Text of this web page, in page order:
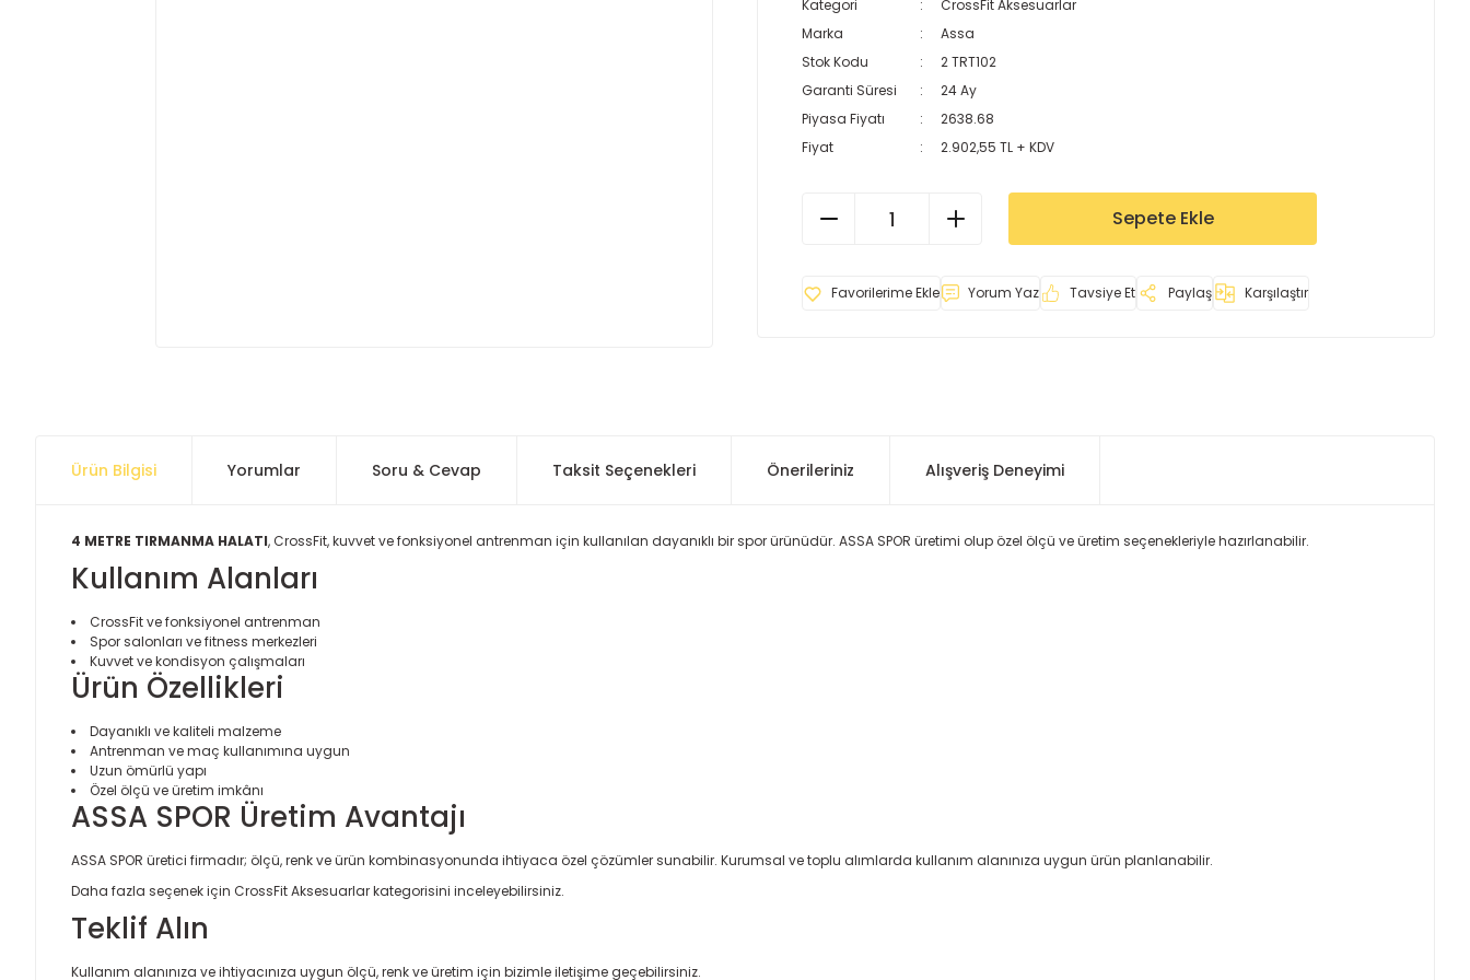
Kategori
CrossFit Aksesuarlar
Marka
Assa
Stok Kodu
2 TRT102
Garanti Süresi
24 Ay
Piyasa Fiyatı
2638.68
Fiyat
2.902,55 TL + KDV
Sepete Ekle
Yorum Yaz Tavsiye Et Paylaş Karşılaştır
Ürün Bilgisi Yorumlar Soru & Cevap Taksit Seçenekleri Önerileriniz Alışveriş Deneyimi
4 METRE TIRMANMA HALATI, CrossFit, kuvvet ve fonksiyonel antrenman için kullanılan dayanıklı bir spor ürünüdür. ASSA SPOR üretimi olup özel ölçü ve üretim seçenekleriyle hazırlanabilir.
Kullanım Alanları
CrossFit ve fonksiyonel antrenman
Spor salonları ve fitness merkezleri
Kuvvet ve kondisyon çalışmaları
Ürün Özellikleri
Dayanıklı ve kaliteli malzeme
Antrenman ve maç kullanımına uygun
Uzun ömürlü yapı
Özel ölçü ve üretim imkânı
ASSA SPOR Üretim Avantajı
ASSA SPOR üretici firmadır; ölçü, renk ve ürün kombinasyonunda ihtiyaca özel çözümler sunabilir. Kurumsal ve toplu alımlarda kullanım alanınıza uygun ürün planlanabilir.
Daha fazla seçenek için CrossFit Aksesuarlarkategorisini inceleyebilirsiniz.
Teklif Alın
Kullanım alanınıza ve ihtiyacınıza uygun ölçü, renk ve üretim için bizimle iletişime geçebilirsiniz.